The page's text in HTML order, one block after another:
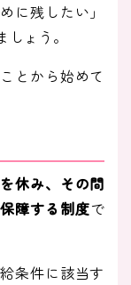
に残したい」
ょう。
とから始めて
休み、その間
障する制度で
条件に該当す